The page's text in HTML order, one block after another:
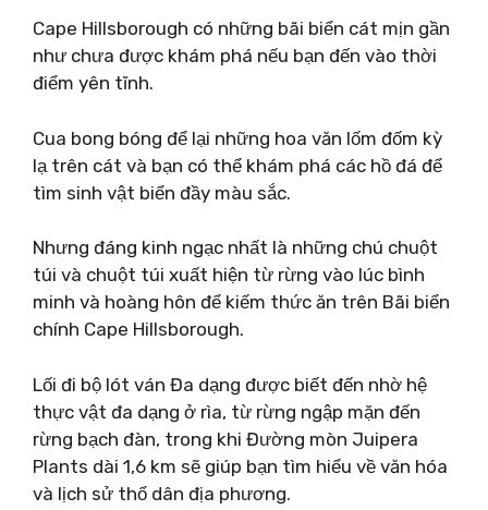
Cape Hillsborough có những bãi biển cát mịn gần
như chưa được khám phá nếu bạn đến vào thời
điểm yên tĩnh.
Cua bong bóng để lại những hoa văn lốm đốm kỳ
lạ trên cát và bạn có thể khám phá các hồ đá để
tìm sinh vật biển đầy màu sắc.
Nhưng đáng kinh ngạc nhất là những chú chuột
túi và chuột túi xuất hiện từ rừng vào lúc bình
minh và hoàng hôn để kiếm thức ăn trên Bãi biển
chính Cape Hillsborough.
Lối đi bộ lót ván Đa dạng được biết đến nhờ hệ
thực vật đa dạng ở rìa, từ rừng ngập mặn đến
rừng bạch đàn, trong khi Đường mòn Juipera
Plants dài 1,6 km sẽ giúp bạn tìm hiểu về văn hóa
và lịch sử thổ dân địa phương.